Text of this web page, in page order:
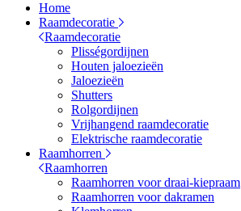
Home
Raamdecoratie
Raamdecoratie
Plisségordijnen
Houten jaloezieën
Jaloezieën
Shutters
Rolgordijnen
Vrijhangend raamdecoratie
Elektrische raamdecoratie
Raamhorren
Raamhorren
Raamhorren voor draai-kiepraam
Raamhorren voor dakramen